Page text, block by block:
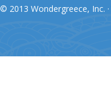
© 2013 Wondergreece, Inc. ·